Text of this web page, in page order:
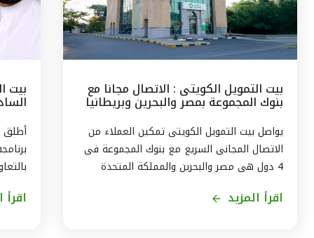
بيت التمويل الكويتى : الاتصال مجانا مع
بنوك المجموعة بمصر والبحرين وبريطانيا
وتركيا
يواصل بيت التمويل الكويتى تمكين العملاء من
الاتصال المجانى السريع مع بنوك المجموعة فى
4 دول هى مصر والبحرين والمملكة المتحدة
اقرأ المزيد
بيت
أطلق
اقرأ